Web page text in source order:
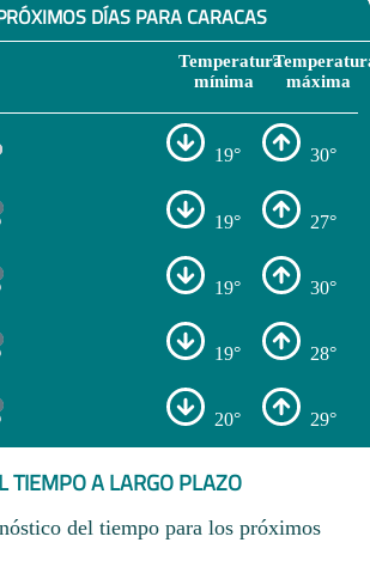
DÍAS PARA CARACAS
Temperatura
mínima
máxima
19° 30°
19° 27°
19° 30°
19° 28°
20° 29°
TIEMPO A LARGO PLAZO
del tiempo para los próximos